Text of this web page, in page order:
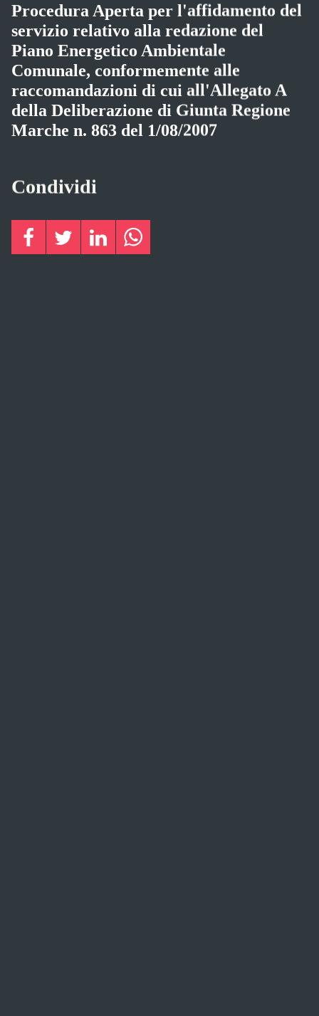
Procedura Aperta per l'affidamento del
servizio relativo alla redazione del
Piano Energetico Ambientale
Comunale, conformemente alle
raccomandazioni di cui all'Allegato A
della Deliberazione di Giunta Regione
Marche n. 863 del 1/08/2007
Condividi